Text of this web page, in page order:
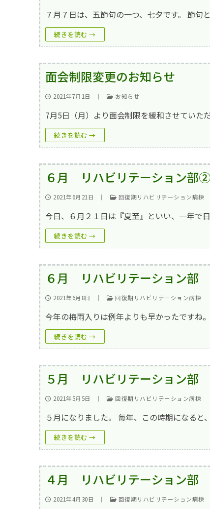
フロア案内
ご意見箱
よくあるご
求人情報
育児休業等
まりーごー
笑輪会（ク
厚生労働大
内科
整形外科
脳神経外科
放射線科
入院top
回復期リハ
地域連携室
在宅事業部
訪問看護ス
小規模多機
看護部
７月７日は、五節句の一つ、七夕です。 節句
続きを読む →
面会制限変更のお知らせ
2021年7月1日 ｜ お知らせ
7月5日（月）より面会制限を緩和させていた
続きを読む →
６月 リハビリテーション部②
2021年6月21日 ｜ 回復期リハビリテーション病棟
今日、６月２１日は『夏至』といい、一年で
続きを読む →
６月 リハビリテーション部
2021年6月8日 ｜ 回復期リハビリテーション病棟
今年の梅雨入りは例年よりも早かったですね
続きを読む →
５月 リハビリテーション部
2021年5月5日 ｜ 回復期リハビリテーション病棟
５月になりました。 毎年、この時期になると
続きを読む →
４月 リハビリテーション部
2021年4月30日 ｜ 回復期リハビリテーション病棟